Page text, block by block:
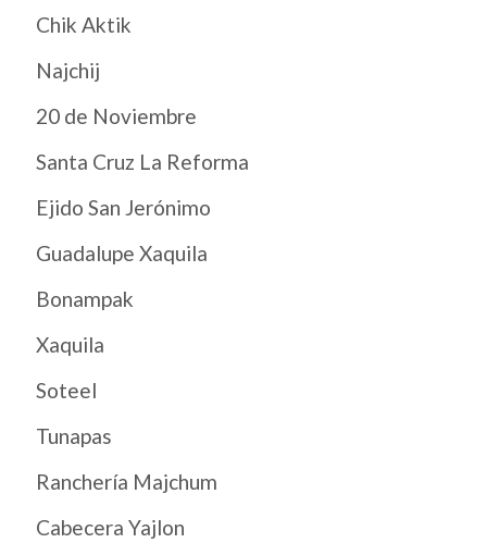
Chik Aktik
Najchij
20 de Noviembre
Santa Cruz La Reforma
Ejido San Jerónimo
Guadalupe Xaquila
Bonampak
Xaquila
Soteel
Tunapas
Ranchería Majchum
Cabecera Yajlon